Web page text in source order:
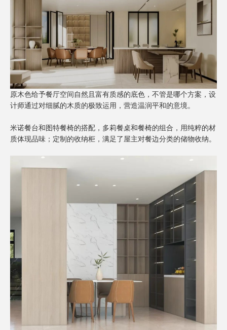
原木色给予餐厅空间自然且富有质感的底色，不管是哪个方案，设
计师通过对细腻的木质的极致运用，营造温润平和的意境。
米诺餐台和图特餐椅的搭配，多莉餐桌和餐椅的组合，用纯粹的材
质体现品味；定制的收纳柜，满足了屋主对餐边分类的储物收纳。